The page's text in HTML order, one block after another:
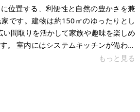
位置する、利便性と自然の豊かさを兼
です。建物は約150㎡のゆったりとし
間取りを活かして家族や趣味を楽しめ
備わっ
風呂、男女別のトイレも完備。古民家の
す。また、徒歩2分の場所に軽自動車1
。駅近でありながら車生活にも対応で
もっと見る